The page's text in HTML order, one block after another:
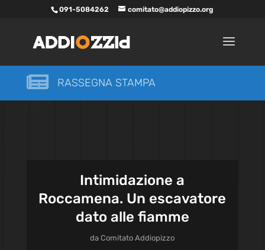
091-5084262 comitato@addiopizzo.org
 RASSEGNA STAMPA
Intimidazione a
Roccamena. Un escavatore
dato alle fiamme
daComitato Addiopizzo